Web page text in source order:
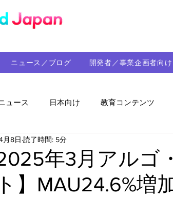
ニュース／ブログ 開発者／事業企画者向け
ュース 日本向け 教育コンテンツ
定期レポート
アルゴランド財団 持続可能性 メルマガ
2025年3月アルゴ
】MAU24.6%増
月8日 読了時間: 5分